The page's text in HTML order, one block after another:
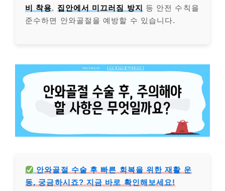
비 착용, 집안에서 미끄러짐 방지 등 안전 수칙을
준수하면 안와골절을 예방할 수 있습니다.
안와골절 수술 후 빠른 회복을 위한 재활 운
동, 궁금하시죠? 지금 바로 확인해보세요!